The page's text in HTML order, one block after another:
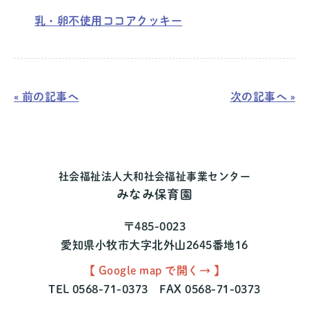
乳・卵不使用ココアクッキー
« 前の記事へ 次の記事へ »
社会福祉法人大和社会福祉事業センター
みなみ保育園
〒485-0023
愛知県小牧市大字北外山2645番地16
【 Google map で開く→ 】
TEL 0568-71-0373 FAX 0568-71-0373